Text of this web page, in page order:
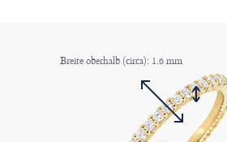
Breite oberhalb (circa): 1.6 mm